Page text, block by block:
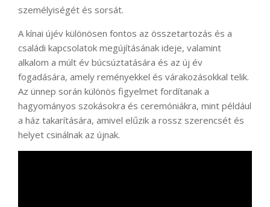
személyiségét és sorsát.
A kínai újév különösen fontos az összetartozás és a
családi kapcsolatok megújításának ideje, valamint
alkalom a múlt év búcsúztatására és az új év
fogadására, amely reményekkel és várakozásokkal telik.
Az ünnep során különös figyelmet fordítanak a
hagyományos szokásokra és ceremóniákra, mint például
a ház takarítására, amivel elűzik a rossz szerencsét és
helyet csinálnak az újnak.